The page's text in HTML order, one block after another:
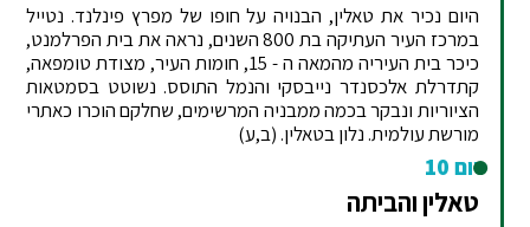
היום נכיר את טאלין, הבנויה על חופו של מפרץ פינלנד. נטייל
במרכז העיר העתיקה בת 800 השנים, נראה את בית הפרלמנט,
כיכר בית העיריה מהמאה ה - 15, חומות העיר, מצודת טומפאה,
קתדרלת אלכסנדר נייבסקי והנמל התוסס. נשוטט בסמטאות
הציוריות ונבקר בכמה ממבניה המרשימים, שחלקם הוכרו כאתרי
מורשת עולמית. נלון בטאלין. (ב,ע)
יום 10
טאלין והביתה